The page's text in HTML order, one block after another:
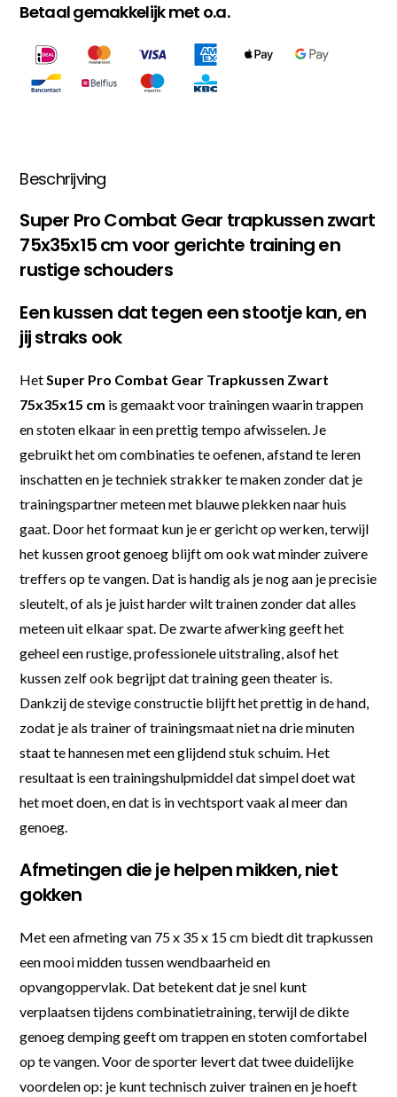
Betaal gemakkelijk met o.a.
Beschrijving
Super Pro Combat Gear trapkussen zwart
75x35x15 cm voor gerichte training en
rustige schouders
Een kussen dat tegen een stootje kan, en
jij straks ook
HetSuper Pro Combat Gear Trapkussen Zwart
75x35x15 cm is gemaakt voor trainingen waarin trappen
en stoten elkaar in een prettig tempo afwisselen. Je
gebruikt het om combinaties te oefenen, afstand te leren
inschatten en je techniek strakker te maken zonder dat je
trainingspartner meteen met blauwe plekken naar huis
gaat. Door het formaat kun je er gericht op werken, terwijl
het kussen groot genoeg blijft om ook wat minder zuivere
treffers op te vangen. Dat is handig als je nog aan je precisie
sleutelt, of als je juist harder wilt trainen zonder dat alles
meteen uit elkaar spat. De zwarte afwerking geeft het
geheel een rustige, professionele uitstraling, alsof het
kussen zelf ook begrijpt dat training geen theater is.
Dankzij de stevige constructie blijft het prettig in de hand,
zodat je als trainer of trainingsmaat niet na drie minuten
staat te hannesen met een glijdend stuk schuim. Het
resultaat is een trainingshulpmiddel dat simpel doet wat
het moet doen, en dat is in vechtsport vaak al meer dan
genoeg.
Afmetingen die je helpen mikken, niet
gokken
Met een afmeting van 75 x 35 x 15 cm biedt dit trapkussen
een mooi midden tussen wendbaarheid en
opvangoppervlak. Dat betekent dat je snel kunt
verplaatsen tijdens combinatietraining, terwijl de dikte
genoeg demping geeft om trappen en stoten comfortabel
op te vangen. Voor de sporter levert dat twee duidelijke
voordelen op: je kunt technisch zuiver trainen en je hoeft